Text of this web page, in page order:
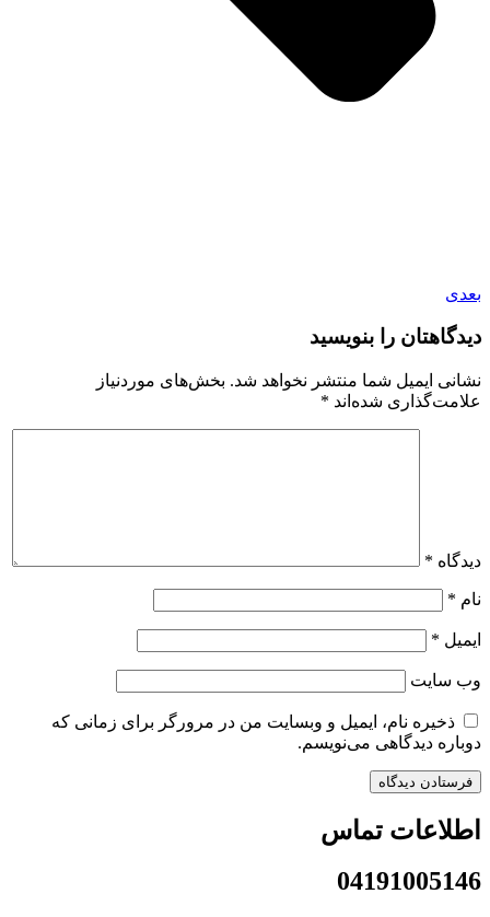
بعدی
دیدگاهتان را بنویسید
نشانی ایمیل شما منتشر نخواهد شد. بخش‌های موردنیاز
علامت‌گذاری شده‌اند *
دیدگاه *
نام *
ایمیل *
وب‌ سایت
ذخیره نام، ایمیل و وبسایت من در مرورگر برای زمانی که
دوباره دیدگاهی می‌نویسم.
اطلاعات تماس
04191005146